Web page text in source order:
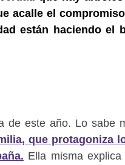
acalle el
están haciendo el
de este año. Lo sabe
que protagoniza
Ella misma